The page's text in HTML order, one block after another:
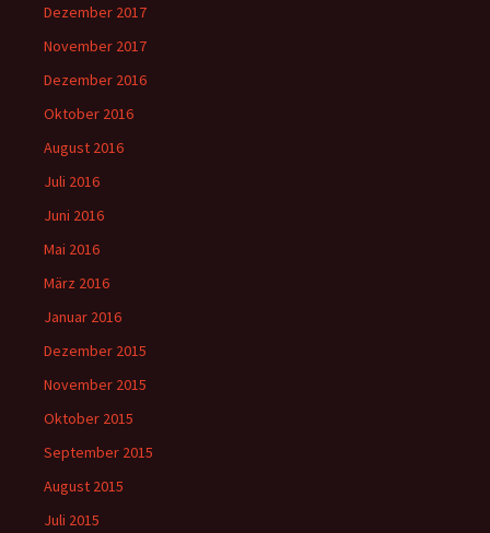
Dezember 2017
November 2017
Dezember 2016
Oktober 2016
August 2016
Juli 2016
Juni 2016
Mai 2016
März 2016
Januar 2016
Dezember 2015
November 2015
Oktober 2015
September 2015
August 2015
Juli 2015